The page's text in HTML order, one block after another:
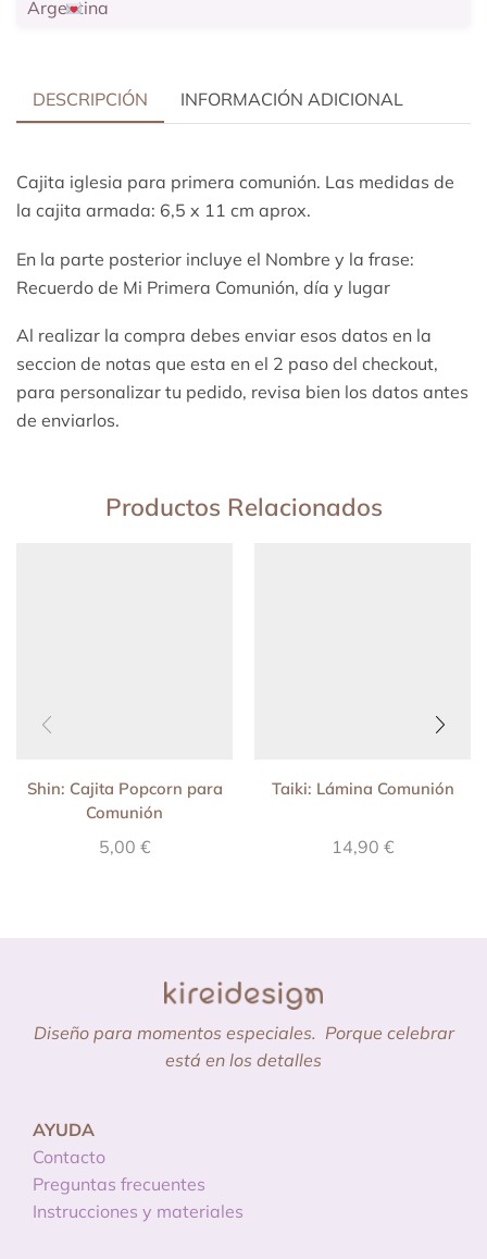
DESCRIPCIÓN INFORMACIÓN ADICIONAL
Cajita iglesia para primera comunión. Las medidas de
la cajita armada: 6,5 x 11 cm aprox.
En la parte posterior incluye el Nombre y la frase:
Recuerdo de Mi Primera Comunión, día y lugar
Al realizar la compra debes enviar esos datos en la
seccion de notas que esta en el 2 paso del checkout,
para personalizar tu pedido, revisa bien los datos antes
de enviarlos.
Productos Relacionados
Shin: Cajita Popcorn para
Comunión
5,00 €
Taiki: Lámina Comunión
14,90 €
Diseño para momentos especiales. Porque celebrar
está en los detalles
AYUDA
Contacto
Preguntas frecuentes
Instrucciones y materiales